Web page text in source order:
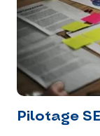
Pilotage